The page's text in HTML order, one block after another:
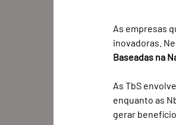
As empresas
inovadoras.
Baseadas na
As TbS
enquanto as
gerar